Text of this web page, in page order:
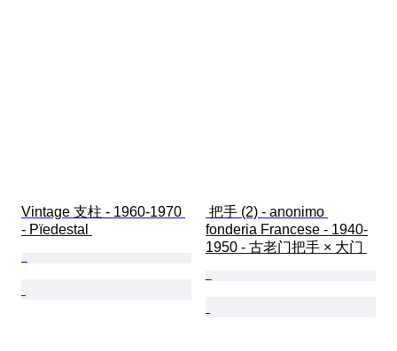
Vintage 支柱 - 1960-1970
- Pïedestal
fonderia Francese - 1940-
1950 - 古老门把手 × 大门